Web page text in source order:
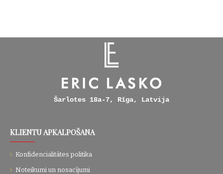
Šarlotes 18a-7, Rīga, Latvija
KLIENTU APKALPOŠANA
Konfidencialitātes politika
Noteikumi un nosacījumi